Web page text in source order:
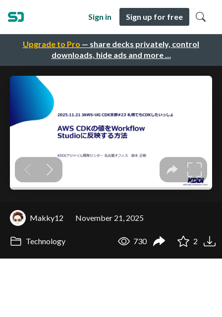
Upgrade to Pro — share decks privately, control
downloads, hide ads and more …
Sign in Sign up for free
Makky12 November 21, 2025
Technology 730 2